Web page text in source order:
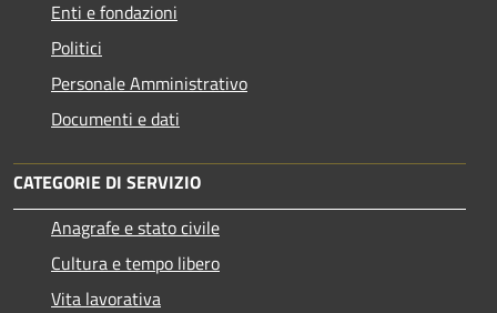
Enti e fondazioni
Politici
Personale Amministrativo
Documenti e dati
CATEGORIE DI SERVIZIO
Anagrafe e stato civile
Cultura e tempo libero
Vita lavorativa